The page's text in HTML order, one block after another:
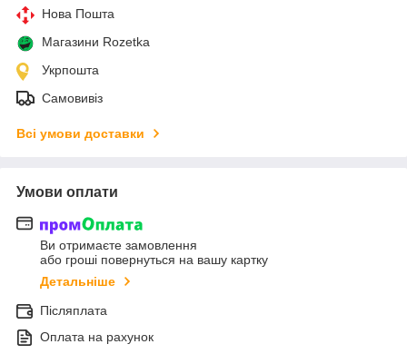
Нова Пошта
Магазини Rozetka
Укрпошта
Самовивіз
Всі умови доставки
Умови оплати
Ви отримаєте замовлення
або гроші повернуться на вашу картку
Детальніше
Післяплата
Оплата на рахунок